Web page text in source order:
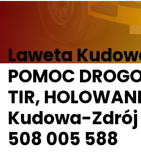
Laweta
POMOC
TIR,
Kudowa-Zdrój
508 005 588